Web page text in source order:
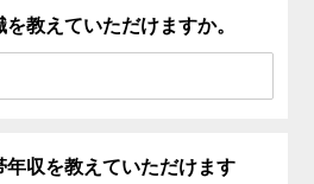
教えていただけますか。
年収を教えていただけます